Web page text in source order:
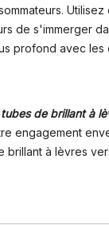
de s'immerger
profond avec
tubes de brillant à
engagement
à lèvres